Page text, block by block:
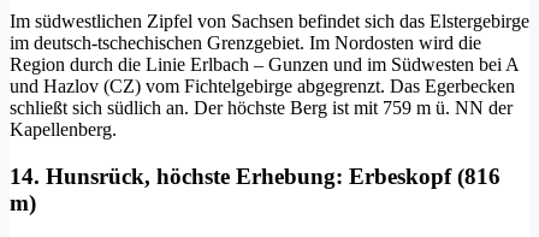
Im südwestlichen Zipfel von Sachsen befindet sich das Elstergebirge
im deutsch-tschechischen Grenzgebiet. Im Nordosten wird die
Region durch die Linie Erlbach – Gunzen und im Südwesten bei A
und Hazlov (CZ) vom Fichtelgebirge abgegrenzt. Das Egerbecken
schließt sich südlich an. Der höchste Berg ist mit 759 m ü. NN der
Kapellenberg.
14. Hunsrück, höchste Erhebung: Erbeskopf (816
m)